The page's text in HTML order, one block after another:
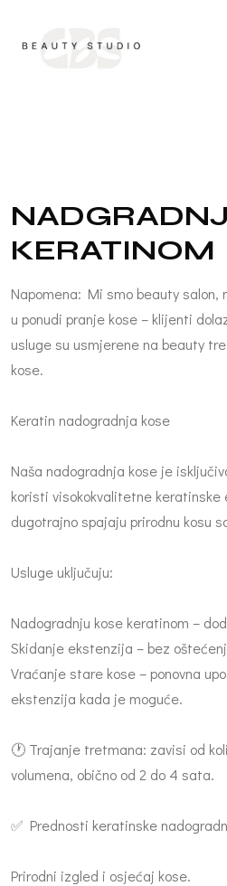
NADGRADNJ
KERATINOM
Napomena: Mi smo beauty
u ponudi pranje kose – klijenti
usluge su usmjerene na beauty
kose.
Keratin nadogradnja kose
Naša nadogradnja kose je
koristi visokokvalitetne keratinske
dugotrajno spajaju prirodnu kosu
Usluge uključuju:
Nadogradnju kose keratinom –
Skidanje ekstenzija – bez
Vraćanje stare kose – ponovna
ekstenzija kada je moguće.
🕐 Trajanje tretmana: zavisi od
volumena, obično od 2 do 4 sata.
✅ Prednosti keratinske
Prirodni izgled i osjećaj kose.